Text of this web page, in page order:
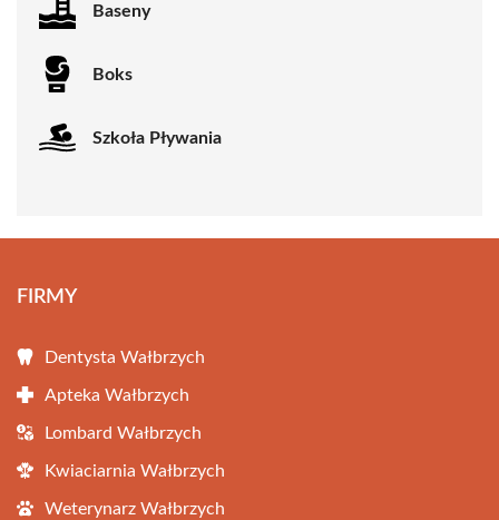
Baseny
Boks
Szkoła Pływania
FIRMY
Dentysta Wałbrzych
Apteka Wałbrzych
Lombard Wałbrzych
Kwiaciarnia Wałbrzych
Weterynarz Wałbrzych